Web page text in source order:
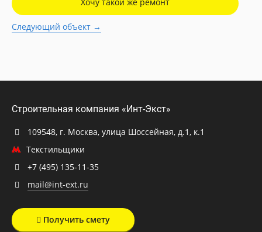
Следующий объект →
Строительная компания «Инт-Экст»
109548, г. Москва, улица Шоссейная, д.1, к.1
Текстильщики
+7 (495) 135-11-35
mail@int-ext.ru
Получить смету